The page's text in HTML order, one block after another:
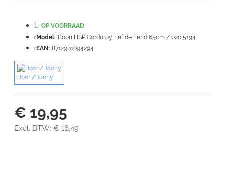
Waardering:
Slecht Goed
€ 19,95
Excl. BTW: € 16,49
OP VOORRAAD
Model: Boon HSP Corduroy Eef de Eend 65cm / 020 5194
EAN: 8712901094294
Boon/Boony